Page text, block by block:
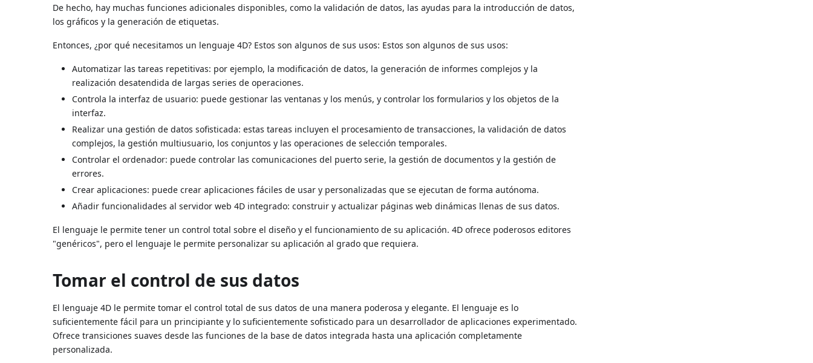
De hecho, hay muchas funciones adicionales disponibles, como la validación de datos, las ayudas para la introducción de datos,
los gráficos y la generación de etiquetas.
Entonces, ¿por qué necesitamos un lenguaje 4D? Estos son algunos de sus usos: Estos son algunos de sus usos:
Automatizar las tareas repetitivas: por ejemplo, la modificación de datos, la generación de informes complejos y la
realización desatendida de largas series de operaciones.
Controla la interfaz de usuario: puede gestionar las ventanas y los menús, y controlar los formularios y los objetos de la
interfaz.
Realizar una gestión de datos sofisticada: estas tareas incluyen el procesamiento de transacciones, la validación de datos
complejos, la gestión multiusuario, los conjuntos y las operaciones de selección temporales.
Controlar el ordenador: puede controlar las comunicaciones del puerto serie, la gestión de documentos y la gestión de
errores.
Crear aplicaciones: puede crear aplicaciones fáciles de usar y personalizadas que se ejecutan de forma autónoma.
Añadir funcionalidades al servidor web 4D integrado: construir y actualizar páginas web dinámicas llenas de sus datos.
El lenguaje le permite tener un control total sobre el diseño y el funcionamiento de su aplicación. 4D ofrece poderosos editores
"genéricos", pero el lenguaje le permite personalizar su aplicación al grado que requiera.
Tomar el control de sus datos
El lenguaje 4D le permite tomar el control total de sus datos de una manera poderosa y elegante. El lenguaje es lo
suficientemente fácil para un principiante y lo suficientemente sofisticado para un desarrollador de aplicaciones experimentado.
Ofrece transiciones suaves desde las funciones de la base de datos integrada hasta una aplicación completamente
personalizada.